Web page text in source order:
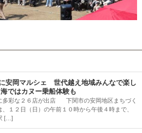
安岡マルシェ 世代越え地域みんなで楽し
ではカヌー乗船体験も
多彩な２６店が出店 下関市の安岡地区まちづく
、１２日（日）の午前１０時から午後４時まで、
[…]